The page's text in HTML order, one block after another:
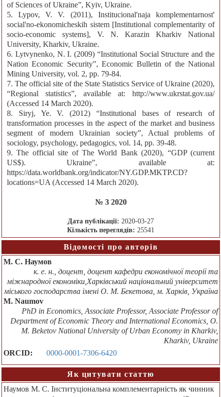
of Sciences of Ukraine”, Kyiv, Ukraine.
5. Lypov, V. V. (2011), Institucional'naja komplementarnost'
social'no-ekonomicheskih sistem [Institutional complementarity of
socio-economic systems], V. N. Karazin Kharkiv National
University, Kharkiv, Ukraine.
6. Lytvynenko, N. I. (2009) “Institutional Social Structure and the
Nation Economic Security”, Economic Bulletin of the National
Mining University, vol. 2, pp. 79-84.
7. The official site of the State Statistics Service of Ukraine (2020),
“Regional statistics”, available at: http://www.ukrstat.gov.ua/
(Accessed 14 March 2020).
8. Siryj, Ye. V. (2012) “Institutional bases of research of
transformation processes in the aspect of the market and business
segment of modern Ukrainian society”, Actual problems of
sociology, psychology, pedagogics, vol. 14, pp. 39-48.
9. The official site of The World Bank (2020), “GDP (current
US$). Ukraine”, available at:
https://data.worldbank.org/indicator/NY.GDP.MKTP.CD?
locations=UA (Accessed 14 March 2020).
№ 3 2020
Дата публікації: 2020-03-27
Кількість переглядів: 25541
Відомості про авторів
М. С. Наумов
к. е. н., доцент, доцент кафедри економічної теорії та
міжнародної економіки,Харківський національний університет
міського господарства імені О. М. Бекетова, м. Харків, Україна
M. Naumov
PhD in Economics, Associate Professor, Associate Professor of
Department of Economic Theory and International Economics, O.
M. Beketov National University of Urban Economy in Kharkiv,
Kharkiv, Ukraine
ORCID:
0000-0001-7306-6420
Як цитувати статтю
Наумов М. С. Інституціональна комплементарність як чинник